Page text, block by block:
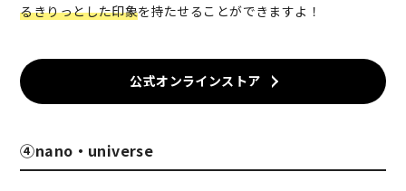
るきりっとした印象を持たせることができますよ！
公式オンラインストア
④nano・universe